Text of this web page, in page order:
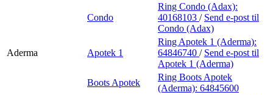
Condo
Ring Condo (Adax):
40168103 / Send e-post til
Condo (Adax)
Aderma Apotek 1
Ring Apotek 1 (Aderma):
64846740 / Send e-post til
Apotek 1 (Aderma)
Boots Apotek
Ring Boots Apotek
(Aderma): 64845600